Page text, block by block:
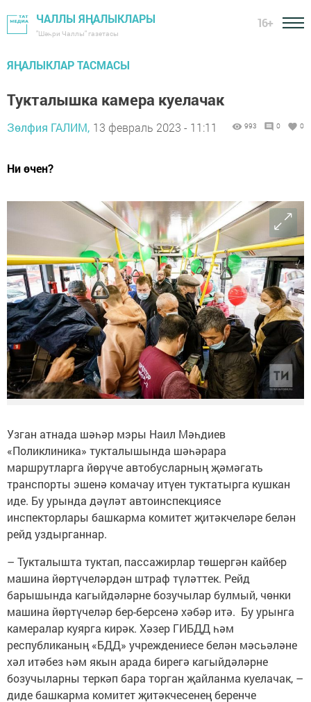
ЧАЛЛЫ ЯҢАЛЫКЛАРЫ
"Шәһри Чаллы" газетасы
16+
ЯҢАЛЫКЛАР ТАСМАСЫ
Тукталышка камера куелачак
Зөлфия ГАЛИМ, 13 февраль 2023 - 11:11 993 0 0
Ни өчен?
Узган атнада шәһәр мэры Наил Мәһдиев
«Поликлиника» тукталышында шәһәрара
маршрутларга йөрүче автобусларның җәмәгать
транспорты эшенә комачау итүен туктатырга кушкан
иде. Бу урында дәүләт автоинспекциясе
инспекторлары башкарма комитет җитәкчеләре белән
рейд уздырганнар.
– Тукталышта туктап, пассажирлар төшергән кайбер
машина йөртүчеләрдән штраф түләттек. Рейд
барышында кагыйдәләрне бозучылар булмый, чөнки
машина йөртүчеләр бер-берсенә хәбәр итә. Бу урынга
камералар куярга кирәк. Хәзер ГИБДД һәм
республиканың «БДД» учреждениесе белән мәсьәләне
хәл итәбез һәм якын арада бирегә кагыйдәләрне
бозучыларны теркәп бара торган җайланма куелачак, –
диде башкарма комитет җитәкчесенең беренче